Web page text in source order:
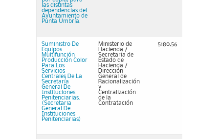
las distintas
dependencias del
Ayuntamiento de
Punta Umbría.
Suministro De
Equipos
Multifunción
Producción Color
Para Los
Servicios
Centrales De La
Secretaría
General De
Instituciones
Penitenciarias.
(Secretaria
General De
Instituciones
Penitenciarias)
Ministerio de
Hacienda /
Secretaría de
Estado de
Hacienda /
Dirección
General de
Racionalización
y
Centralización
de la
Contratación
5180,56